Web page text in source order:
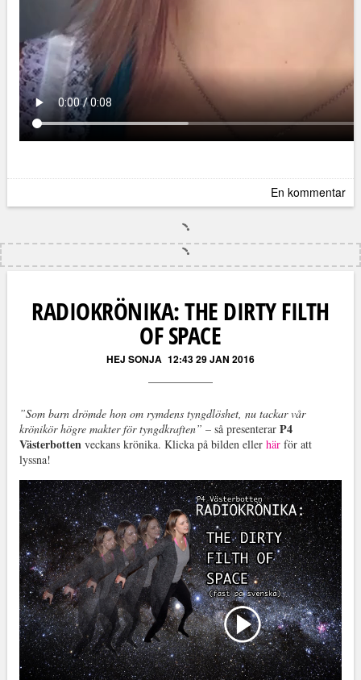
En kommentar
RADIOKRÖNIKA: THE DIRTY FILTH
OF SPACE
HEJ SONJA 12:43 29 JAN 2016
”Som barn drömde hon om rymdens tyngdlöshet, nu tackar vår
krönikör högre makter för tyngdkraften” – så presenterar P4
Västerbotten veckans krönika. Klicka på bilden eller härför att
lyssna!